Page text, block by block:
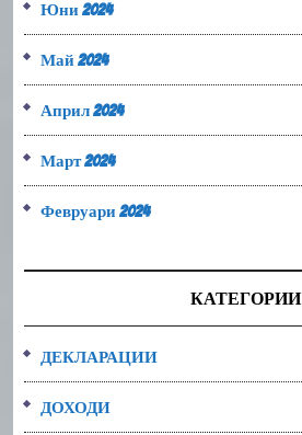
Юни 2024
Май 2024
Април 2024
Март 2024
Февруари 2024
КАТЕГОРИИ
ДЕКЛАРАЦИИ
ДОХОДИ